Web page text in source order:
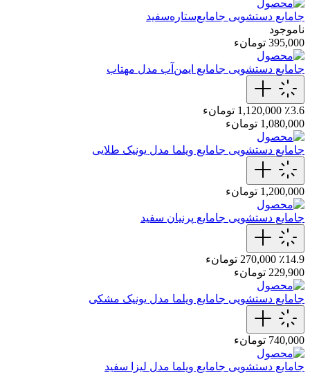
جامایع دستشویی جامایع‌ستاره‌سفید
ناموجود
395,000 تومانء
جامایع دستشویی جامایع ایمن‌آب مدل مهتاب
٪3.6 1,120,000 تومانء
1,080,000 تومانء
جامایع دستشویی جامایع‌ ویلما‌ مدل یونیک‌ طلایی
1,200,000 تومانء
جامایع دستشویی جامایع پرنیان سفید
٪14.9 270,000 تومانء
229,900 تومانء
جامایع دستشویی جامایع‌ ویلما مدل یونیک‌ مشکی
740,000 تومانء
جامایع دستشویی جامایع ویلما مدل لیزا سفید